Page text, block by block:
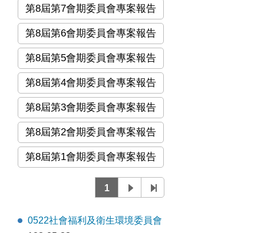
第8屆第7會期委員會專案報告
第8屆第6會期委員會專案報告
第8屆第5會期委員會專案報告
第8屆第4會期委員會專案報告
第8屆第3會期委員會專案報告
第8屆第2會期委員會專案報告
第8屆第1會期委員會專案報告
1
0522社會福利及衛生環境委員會